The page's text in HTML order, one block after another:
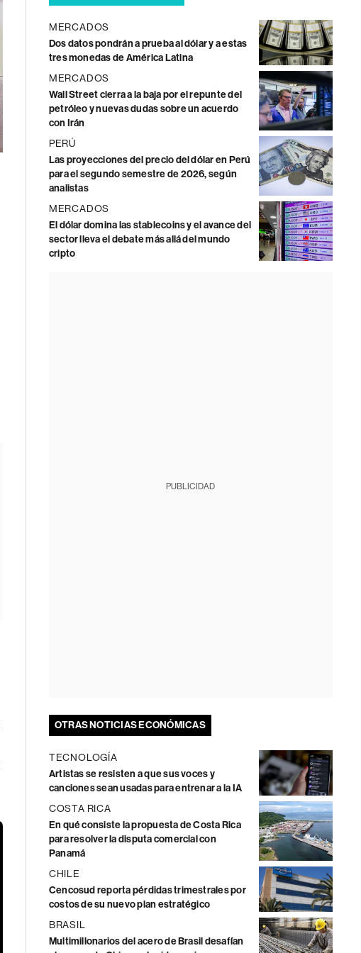
MERCADOS
Dos datos pondrán a prueba al dólar y a estas
tres monedas de América Latina
MERCADOS
Wall Street cierra a la baja por el repunte del
petróleo y nuevas dudas sobre un acuerdo
con Irán
PERÚ
Las proyecciones del precio del dólar en Perú
para el segundo semestre de 2026, según
analistas
MERCADOS
El dólar domina las stablecoins y el avance del
sector lleva el debate más allá del mundo
cripto
PUBLICIDAD
OTRAS NOTICIAS ECONÓMICAS
TECNOLOGÍA
Artistas se resisten a que sus voces y
canciones sean usadas para entrenar a la IA
COSTA RICA
En qué consiste la propuesta de Costa Rica
para resolver la disputa comercial con
Panamá
CHILE
Cencosud reporta pérdidas trimestrales por
costos de su nuevo plan estratégico
BRASIL
Multimillonarios del acero de Brasil desafían